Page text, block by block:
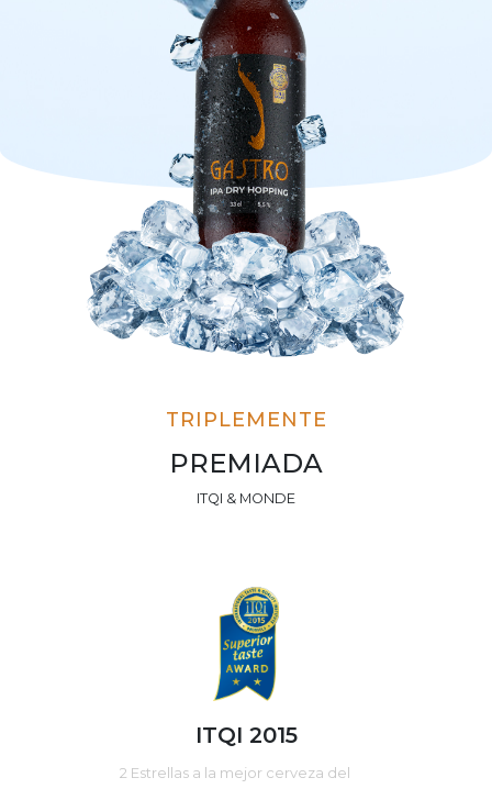
TRIPLEMENTE
PREMIADA
ITQI & MONDE
ITQI 2015
2 Estrellas a la mejor cerveza del